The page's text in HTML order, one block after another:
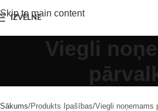
Skip to main content
IZVĒLNE
Viegli
Sākums Produkts Ipašības Viegli noņemams